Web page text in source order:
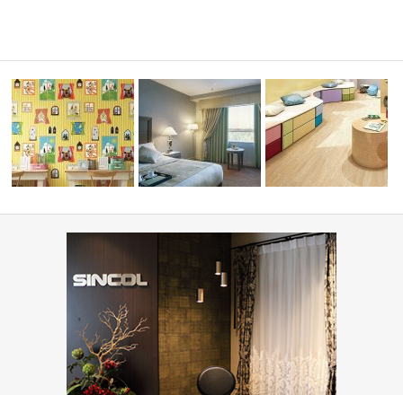
住宅(コーディネート集)
ホテル(コーディネート集)
学校・幼稚園(コーディネ